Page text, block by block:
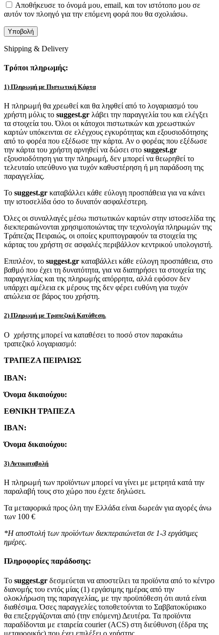
Αποθήκευσε το όνομά μου, email, και τον ιστότοπο μου σε
αυτόν τον πλοηγό για την επόμενη φορά που θα σχολιάσω.
Shipping & Delivery
Τρόποι πληρωμής:
1) Πληρωμή με Πιστωτική Κάρτα
Η πληρωμή θα χρεωθεί και θα ληφθεί από το λογαριασμό του
χρήστη μόλις το suggest.gr λάβει την παραγγελία του και ελέγξει
τα στοιχεία του. Όλοι οι κάτοχοι πιστωτικών και χρεωστικών
καρτών υπόκεινται σε ελέγχους εγκυρότητας και εξουσιοδότησης
από το φορέα που εξέδωσε την κάρτα. Αν ο φορέας που εξέδωσε
την κάρτα του χρήστη αρνηθεί να δώσει στο suggest.gr
εξουσιοδότηση για την πληρωμή, δεν μπορεί να θεωρηθεί το
τελευταίο υπεύθυνο για τυχόν καθυστέρηση ή μη παράδοση της
παραγγελίας.
Το suggest.gr καταβάλλει κάθε εύλογη προσπάθεια για να κάνει
την ιστοσελίδα όσο το δυνατόν ασφαλέστερη.
Όλες οι συναλλαγές μέσω πιστωτικών καρτών στην ιστοσελίδα της
διεκπεραιώνονται χρησιμοποιώντας την τεχνολογία πληρωμών της
Τράπεζας Πειραιώς, οι οποίες κρυπτογραφούν τα στοιχεία της
κάρτας του χρήστη σε ασφαλές περιβάλλον κεντρικού υπολογιστή.
Επιπλέον, το suggest.gr καταβάλλει κάθε εύλογη προσπάθεια, στο
βαθμό που έχει τη δυνατότητα, για να διατηρήσει τα στοιχεία της
παραγγελίας και της πληρωμής απόρρητα, αλλά εφόσον δεν
υπάρχει αμέλεια εκ μέρους της δεν φέρει ευθύνη για τυχόν
απώλεια σε βάρος του χρήστη.
2) Πληρωμή με Τραπεζική Κατάθεση.
Ο χρήστης μπορεί να καταθέσει το ποσό στον παρακάτω
τραπεζικό λογαριασμό:
ΤΡΑΠΕΖΑ ΠΕΙΡΑΙΩΣ
IBAN:
Όνομα δικαιούχου:
ΕΘΝΙΚΗ ΤΡΑΠΕΖΑ
IBAN:
Όνομα δικαιούχου:
3) Αντικαταβολή
Η πληρωμή των προϊόντων μπορεί να γίνει με μετρητά κατά την
παραλαβή τους στο χώρο που έχετε δηλώσει.
Τα μεταφορικά προς όλη την Ελλάδα είναι δωρεάν για αγορές άνω
των 100 €
*Η αποστολή των προϊόντων διεκπεραιώνεται σε 1-3 εργάσιμες
ημέρες.
Πληροφορίες παράδοσης:
To suggest.gr δεσμεύεται να αποστείλει τα προϊόντα από το κέντρο
διανομής του εντός μίας (1) εργάσιμης ημέρας από την
ολοκλήρωση της παραγγελίας, με την προϋπόθεση ότι αυτά είναι
διαθέσιμα. Όσες παραγγελίες τοποθετούνται το Σαββατοκύριακο
θα επεξεργάζονται από (την επόμενη) Δευτέρα. Τα προϊόντα
παραδίδονται με εταιρεία courier (ACS) στη διεύθυνση (έδρα της
μεταφορικής) που έχει επιλέξει ο χρήστης.